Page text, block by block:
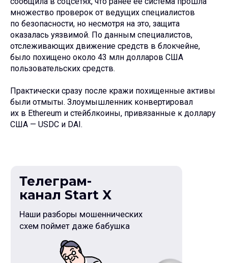
множество проверок от ведущих специалистов
по безопасности, но несмотря на это, защита
оказалась уязвимой. По данным специалистов,
отслеживающих движение средств в блокчейне,
было похищено около 43 млн долларов США
пользовательских средств.
Практически сразу после кражи похищенные активы
были отмыты. Злоумышленник конвертировал
их в Ethereum и стейблкоины, привязанные к доллару
США — USDC и DAI.
Телеграм-
канал Start X